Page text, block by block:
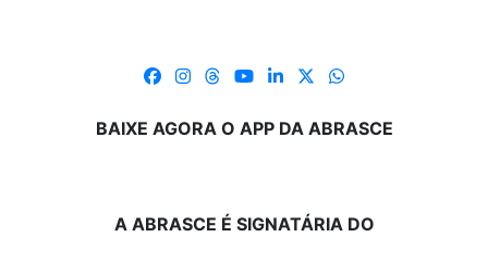
BAIXE AGORA O APP DA ABRASCE
A ABRASCE É SIGNATÁRIA DO